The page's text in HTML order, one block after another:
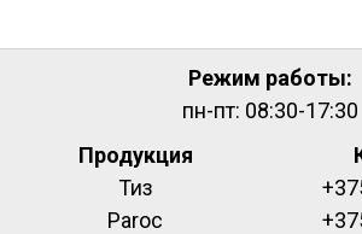
Режим работы:
пн-пт: 08:30-17:30
Продукция
Тиз
Paroc